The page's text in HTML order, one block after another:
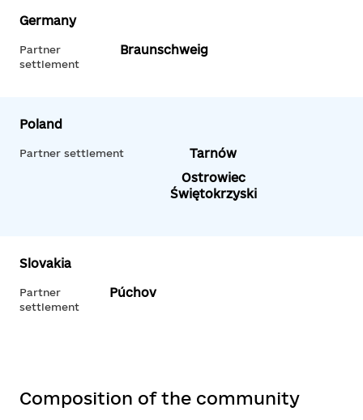
Germany
Partner
settlement
Braunschweig
Poland
Partner settlement
Tarnów
Ostrowiec
Świętokrzyski
Slovakia
Partner
settlement
Púchov
Composition of the community